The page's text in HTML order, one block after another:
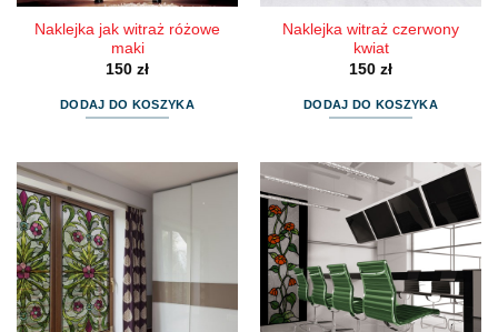
Naklejka jak witraż różowe
maki
150 zł
DODAJ DO KOSZYKA
Naklejka witraż czerwony
kwiat
150 zł
DODAJ DO KOSZYKA